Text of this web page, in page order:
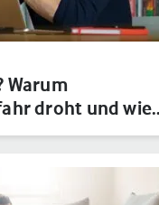
Warum
droht und wie